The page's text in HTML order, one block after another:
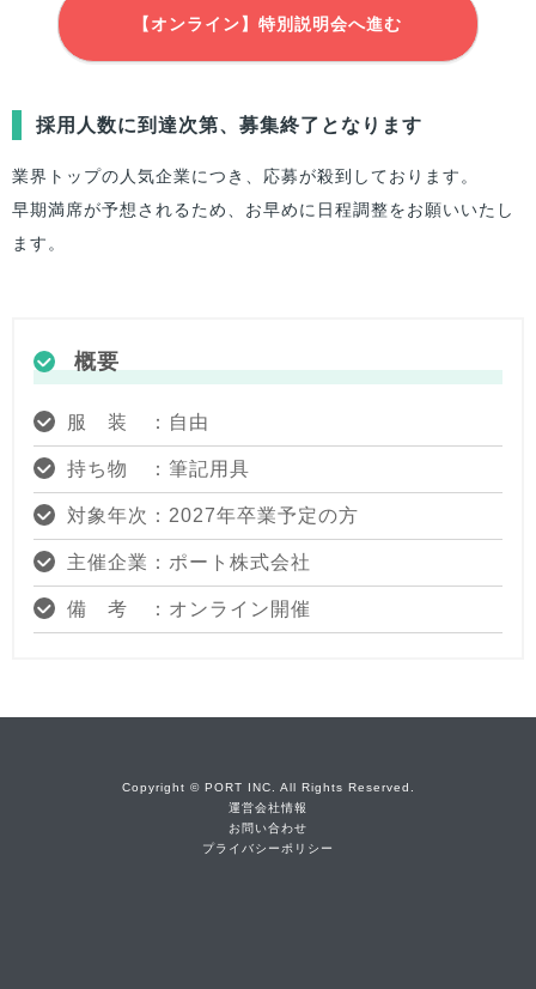
【オンライン】特別説明会へ進む
採用人数に到達次第、募集終了となります
業界トップの人気企業につき、応募が殺到しております。
早期満席が予想されるため、お早めに日程調整をお願いいたし
ます。
概要
服 装 ：自由
持ち物 ：筆記用具
対象年次：2027年卒業予定の方
主催企業：ポート株式会社
備 考 ：オンライン開催
Copyright © PORT INC. All Rights Reserved.
運営会社情報
お問い合わせ
プライバシーポリシー